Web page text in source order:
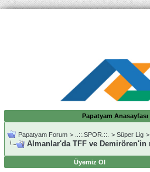
Papatyam Anasayfası
Papatyam Forum > ..::.SPOR.::. > Süper Lig >
Almanlar'da TFF ve Demirören'in
Üyemiz Ol